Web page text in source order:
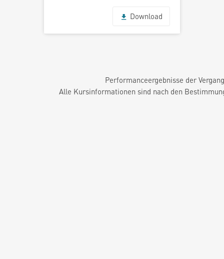
Download
Performanceergebnisse der
Alle Kursinformationen sind nach den